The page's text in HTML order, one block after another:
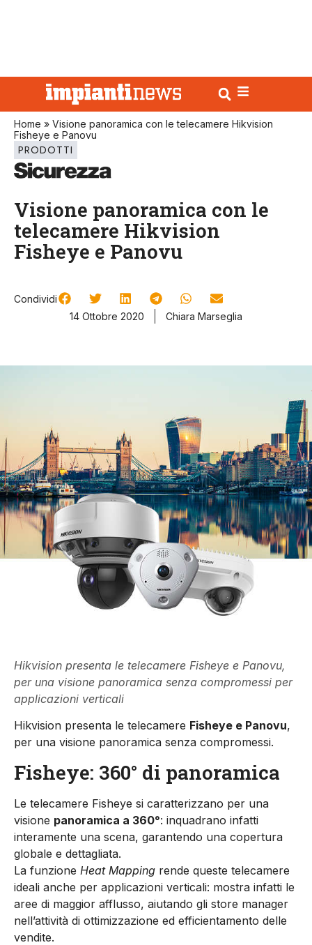
Home » Visione panoramica con le telecamere Hikvision
Fisheye e Panovu
PRODOTTI
Visione panoramica con le
telecamere Hikvision
Fisheye e Panovu
Condividi
14 Ottobre 2020
Chiara Marseglia
Hikvision presenta le telecamere Fisheye e Panovu,
per una visione panoramica senza compromessi per
applicazioni verticali
Hikvision presenta le telecamere Fisheye e Panovu,
per una visione panoramica senza compromessi.
Fisheye: 360° di panoramica
Le telecamere Fisheye si caratterizzano per una
visione panoramica a 360°: inquadrano infatti
interamente una scena, garantendo una copertura
globale e dettagliata.
La funzione Heat Mapping rende queste telecamere
ideali anche per applicazioni verticali: mostra infatti le
aree di maggior afflusso, aiutando gli store manager
nell’attività di ottimizzazione ed efficientamento delle
vendite.